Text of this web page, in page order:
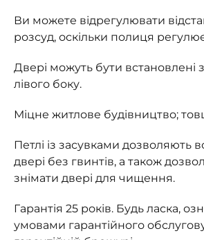
Ви можете відрегулювати
розсуд, оскільки полиця
Двері можуть бути встановлені
лівого боку.
Міцне житлове будівництво;
Петлі із засувками дозволяють
двері без гвинтів, а також
знімати двері для чищення.
Гарантія 25 років. Будь ласка,
умовами гарантійного